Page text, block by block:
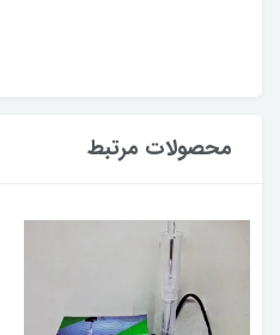
محصولات مرتبط